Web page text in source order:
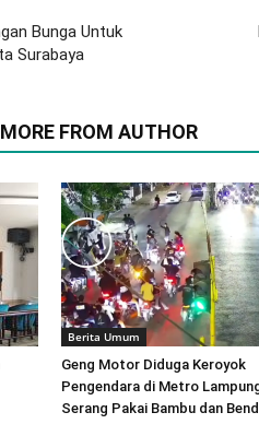
Bunga Untuk
Surabaya
MORE FROM AUTHOR
Berita Umum
Geng Motor Diduga Keroyok
Pengendara di Metro
Serang Pakai Bambu dan